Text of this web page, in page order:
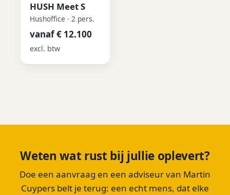
HUSH Meet S
Hushoffice · 2 pers.
vanaf € 12.100
excl. btw
Weten wat rust bij jullie oplevert?
Doe een aanvraag en een adviseur van Martin
Cuypers belt je terug: een echt mens, dat elke